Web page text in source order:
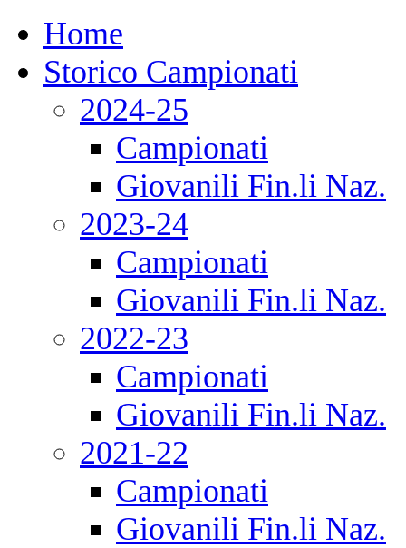
Home
Storico Campionati
2024-25
Campionati
Giovanili Fin.li Naz.
2023-24
Campionati
Giovanili Fin.li Naz.
2022-23
Campionati
Giovanili Fin.li Naz.
2021-22
Campionati
Giovanili Fin.li Naz.